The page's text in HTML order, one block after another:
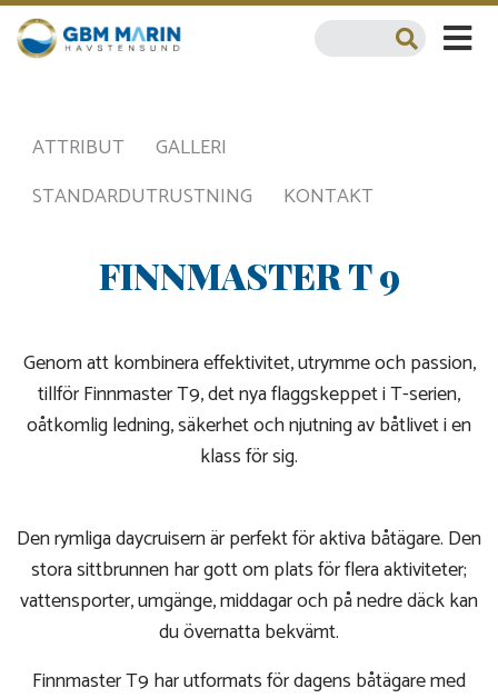
ATTRIBUT
GALLERI
STANDARDUTRUSTNING
KONTAKT
FINNMASTER T 9
Genom att kombinera effektivitet, utrymme och passion,
tillför Finnmaster T9, det nya flaggskeppet i T-serien,
oåtkomlig ledning, säkerhet och njutning av båtlivet i en
klass för sig.
Den rymliga daycruisern är perfekt för aktiva båtägare. Den
stora sittbrunnen har gott om plats för flera aktiviteter;
vattensporter, umgänge, middagar och på nedre däck kan
du övernatta bekvämt.
Finnmaster T9 har utformats för dagens båtägare med